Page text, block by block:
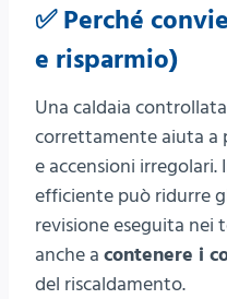
✅ Perché
e risparmio)
Una caldaia
correttamente aiuta a
e accensioni
efficiente può ridurre
revisione eseguita
anche a contenere i
del riscaldamento.